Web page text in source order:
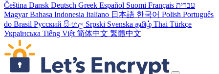
Čeština Dansk Deutsch Greek Español Suomi Français עברית
Magyar Bahasa Indonesia Italiano 日本語 한국어 Polish Português
do Brasil Русский සිංහල Srpski Svenska தமிழ் Thai Türkçe
Українська Tiếng Việt 简体中文 繁體中文
Přeskočit odkazy navigace